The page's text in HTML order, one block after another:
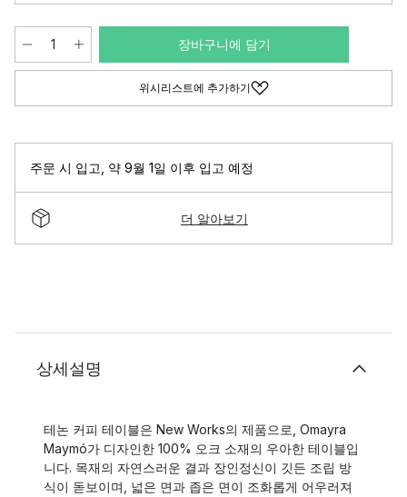
장바구니에 담기
위시리스트에 추가하기
주문 시 입고 약 9월 1일 이후 입고 예정
더 알아보기
상세설명
테논 커피 테이블은 New Works의 제품으로, Omayra
Maymó가 디자인한 100% 오크 소재의 우아한 테이블입
니다. 목재의 자연스러운 결과 장인정신이 깃든 조립 방
식이 돋보이며, 넓은 면과 좁은 면이 조화롭게 어우러져